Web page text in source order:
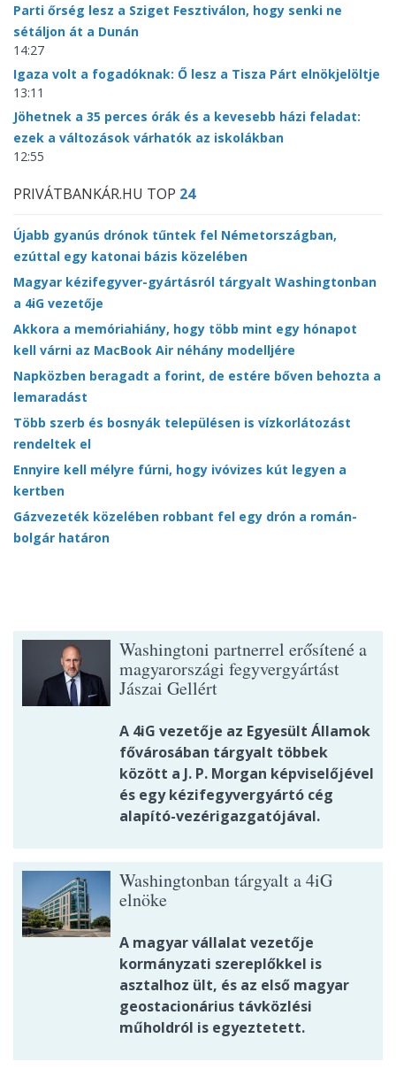
Parti őrség lesz a Sziget Fesztiválon, hogy senki ne
sétáljon át a Dunán
14:27
Igaza volt a fogadóknak: Ő lesz a Tisza Párt elnökjelöltje
13:11
Jöhetnek a 35 perces órák és a kevesebb házi feladat:
ezek a változások várhatók az iskolákban
12:55
PRIVÁTBANKÁR.HU TOP 24
Újabb gyanús drónok tűntek fel Németországban,
ezúttal egy katonai bázis közelében
Magyar kézifegyver-gyártásról tárgyalt Washingtonban
a 4iG vezetője
Akkora a memóriahiány, hogy több mint egy hónapot
kell várni az MacBook Air néhány modelljére
Napközben beragadt a forint, de estére bőven behozta a
lemaradást
Több szerb és bosnyák településen is vízkorlátozást
rendeltek el
Ennyire kell mélyre fúrni, hogy ivóvizes kút legyen a
kertben
Gázvezeték közelében robbant fel egy drón a román-
bolgár határon
Washingtoni partnerrel erősítené a
magyarországi fegyvergyártást
Jászai Gellért
A 4iG vezetője az Egyesült Államok
fővárosában tárgyalt többek
között a J. P. Morgan képviselőjével
és egy kézifegyvergyártó cég
alapító-vezérigazgatójával.
Washingtonban tárgyalt a 4iG
elnöke
A magyar vállalat vezetője
kormányzati szereplőkkel is
asztalhoz ült, és az első magyar
geostacionárius távközlési
műholdról is egyeztetett.